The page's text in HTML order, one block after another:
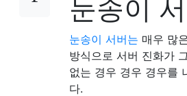
눈송이
눈송이 서버는 매우 많
방식으로 서버 진화가
없는 경우 경우 경우를
다.